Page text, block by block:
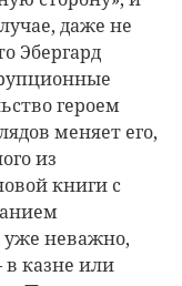
даже не
Эбергард
героем
меняет его,
из
книги с
уже неважно,
в казне или